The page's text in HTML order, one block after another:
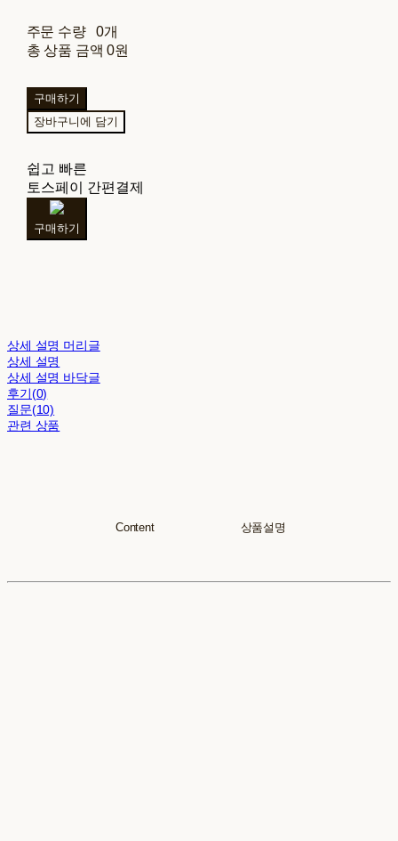
주문 수량
0개
총 상품 금액 0원
구매하기
장바구니에 담기
쉽고 빠른
토스페이 간편결제
구매하기
상세 설명 머리글
상세 설명
상세 설명 바닥글
후기(0)
질문(10)
관련 상품
Content 상품설명